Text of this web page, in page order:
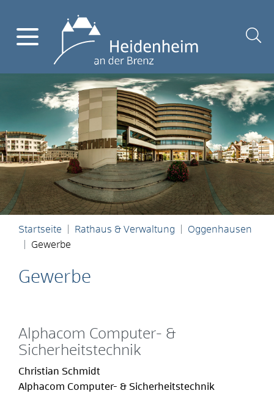
Startseite Rathaus & Verwaltung
Oggenhausen
Gewerbe
Gewerbe
Alphacom Computer- &
Sicherheitstechnik
Christian Schmidt
Alphacom Computer- & Sicherheitstechnik